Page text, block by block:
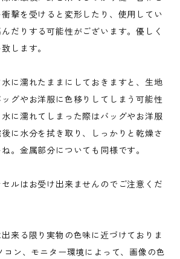
撃を受けると変形したり、使用してい
だりする可能性がございます。優しく
します。
水に濡れたままにしておきますと、生地
グやお洋服に色移りしてしまう可能性
に濡れてしまった際はバッグやお洋服
に水分を拭き取り、しっかりと乾燥さ
。金属部分についても同様です。
セルはお受け出来ませんのでご注意くだ
来る限り実物の色味に近づけておりま
コン、モニター環境によって、画像の色